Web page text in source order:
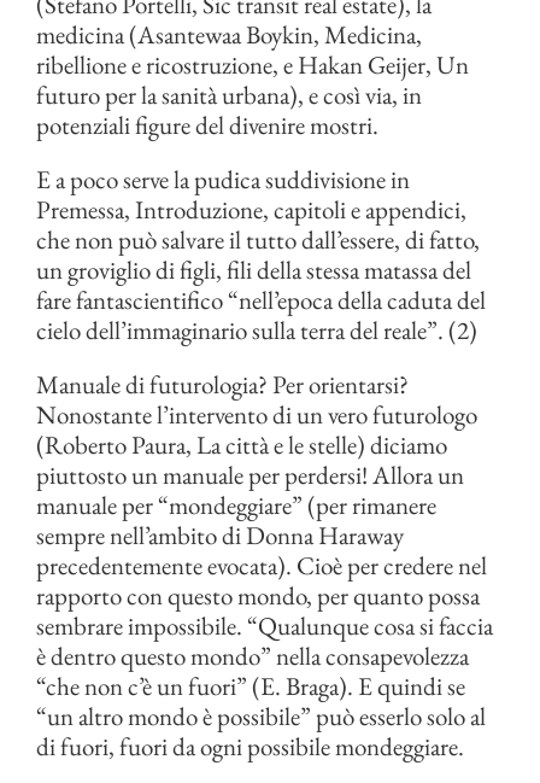
medicina (Asantewaa Boykin, Medicina,
ribellione e ricostruzione, e Hakan Geijer, Un
futuro per la sanità urbana), e così via, in
potenziali figure del divenire mostri.
E a poco serve la pudica suddivisione in
Premessa, Introduzione, capitoli e appendici,
che non può salvare il tutto dall’essere, di fatto,
un groviglio di figli, fili della stessa matassa del
fare fantascientifico “nell’epoca della caduta del
cielo dell’immaginario sulla terra del reale”. (2)
Manuale di futurologia? Per orientarsi?
Nonostante l’intervento di un vero futurologo
(Roberto Paura, La città e le stelle) diciamo
piuttosto un manuale per perdersi! Allora un
manuale per “mondeggiare” (per rimanere
sempre nell’ambito di Donna Haraway
precedentemente evocata). Cioè per credere nel
rapporto con questo mondo, per quanto possa
sembrare impossibile. “Qualunque cosa si faccia
è dentro questo mondo” nella consapevolezza
“che non c’è un fuori” (E. Braga). E quindi se
“un altro mondo è possibile” può esserlo solo al
di fuori, fuori da ogni possibile mondeggiare.